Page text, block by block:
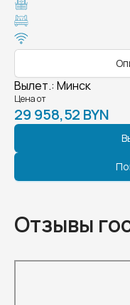
Вылет.: Минск
Цена от
29 958,52 BYN
Отзывы